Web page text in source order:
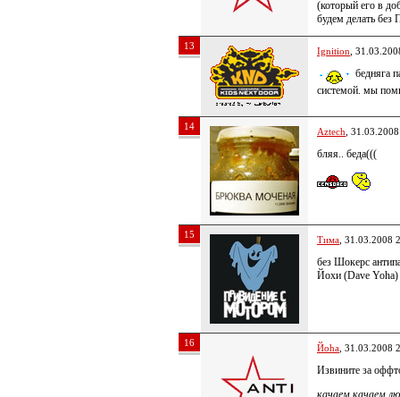
(который его в
будем делать
13 Ignition ,
бедняга
системой. мы
14 Aztech ,
бляя.. беда(((
15 Тима , 31.03.2008
без Шокерс
Йохи (Dave Yoha)
16 Йoha , 31.03.2008
Извините за
качаем качаем